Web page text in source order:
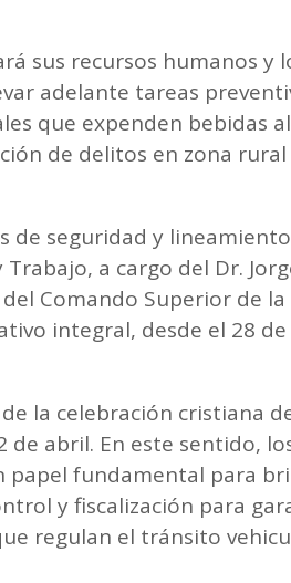
sus recursos humanos y
adelante tareas
que expenden bebidas
de delitos en zona
de seguridad y
a cargo del Dr.
Comando Superior de
integral, desde el 28
la celebración cristiana
de abril. En este sentido,
papel fundamental para
y fiscalización para
regulan el tránsito